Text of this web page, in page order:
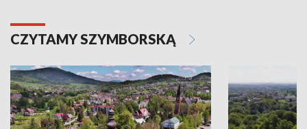
CZYTAMY SZYMBORSKĄ